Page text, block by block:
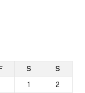
F S
S
1
2